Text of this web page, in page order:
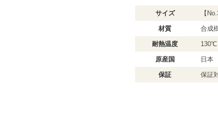
サイズ 【
材質 合成
耐熱温度 130℃
原産国 日本
保証 保証